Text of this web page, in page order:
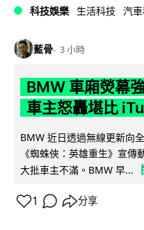
科技娛樂 生活科技 汽
藍骨 3 小時
BMW 車廂熒幕
車主怒轟堪比
BMW 近日透過無線更新向
《蜘蛛俠：英雄重生》宣
大批車主不滿。BMW 早...
1 分享